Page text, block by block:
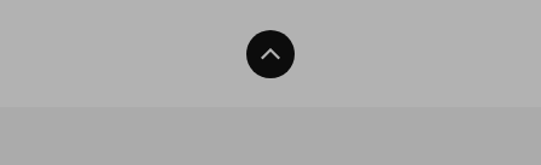
Back To Top